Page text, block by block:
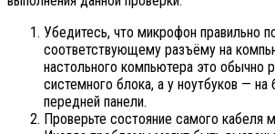
Убедитесь, что микрофон правильно
соответствующему разъёму на
настольного компьютера это обычно
системного блока, а у ноутбуков — на
передней панели.
Проверьте состояние самого кабеля